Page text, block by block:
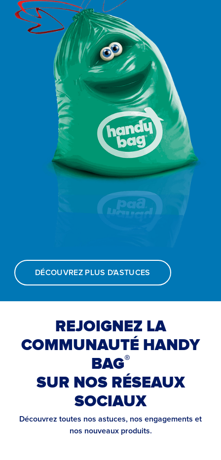
DÉCOUVREZ PLUS D'ASTUCES
REJOIGNEZ LA
COMMUNAUTÉ HANDY
BAG®
SUR NOS RÉSEAUX
SOCIAUX
Découvrez toutes nos astuces, nos engagements et
nos nouveaux produits.